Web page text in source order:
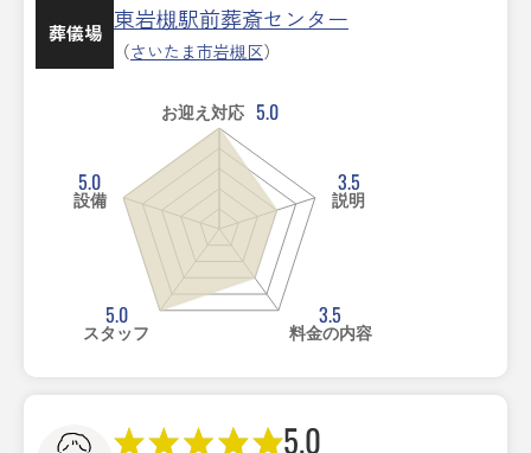
葬儀場 東岩槻駅前葬斎センター
（さいたま市岩槻区）
お迎え対応 5.0
3.5
説明
3.5
料金の内容
5.0
スタッフ
5.0
設備
5.0